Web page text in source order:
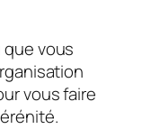
vous
vous faire